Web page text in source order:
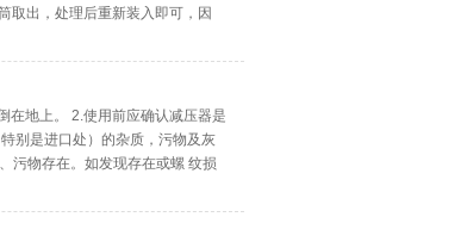
取出，处理后重新装入即可，因
在地上。 2.使用前应确认减压器是
别是进口处）的杂质，污物及灰
污物存在。如发现存在或螺 纹损
口处）